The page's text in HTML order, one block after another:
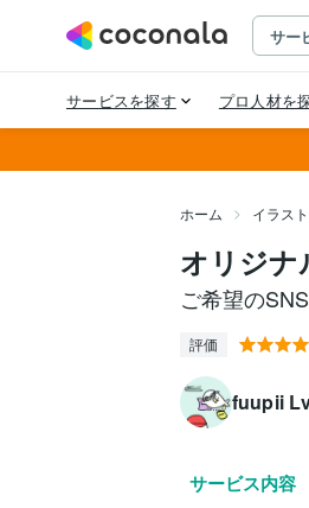
ホーム イラス
オリジナ
ご希望の
評価
fuupii
サービス内容